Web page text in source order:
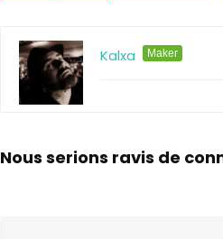
Kalxa Maker
Nous serions ravis de